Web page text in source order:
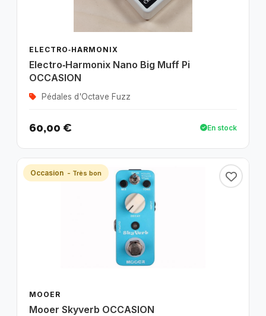
ELECTRO‑HARMONIX
Electro‑Harmonix Nano Big Muff Pi
OCCASION
Pédales d'Octave Fuzz
60,00 € En stock
Occasion - Très bon
MOOER
Mooer Skyverb OCCASION